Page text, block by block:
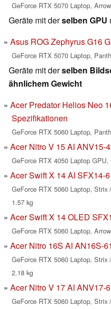
GeForce RTX 5070 Laptop,
Geräte mit derselben GPU
Asus ROG Zephyrus G16
GeForce RTX 5070 Laptop,
Geräte mit derselben
ähnlichem Gewicht
Acer Predator Helios Neo
Spezifikationen
GeForce RTX 5060 Laptop,
Acer Nitro V 15 AI ANV15-
GeForce RTX 4050 Laptop
Acer Swift X 14 AI SFX14-
GeForce RTX 5060 Laptop,
1.57 kg
Acer Swift X 14 OLED
GeForce RTX 5060 Laptop,
Acer Nitro 16S AI AN16S-61
GeForce RTX 5060 Laptop,
2.18 kg
Acer Nitro V 17 AI ANV17-
GeForce RTX 5060 Laptop,